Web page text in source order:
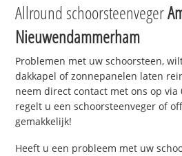
Allround schoorsteenveger
Nieuwendammerham
Problemen met uw schoorsteen,
dakkapel of zonnepanelen laten
neem direct contact met ons op via
regelt u een schoorsteenveger of
gemakkelijk!
Heeft u een probleem met uw